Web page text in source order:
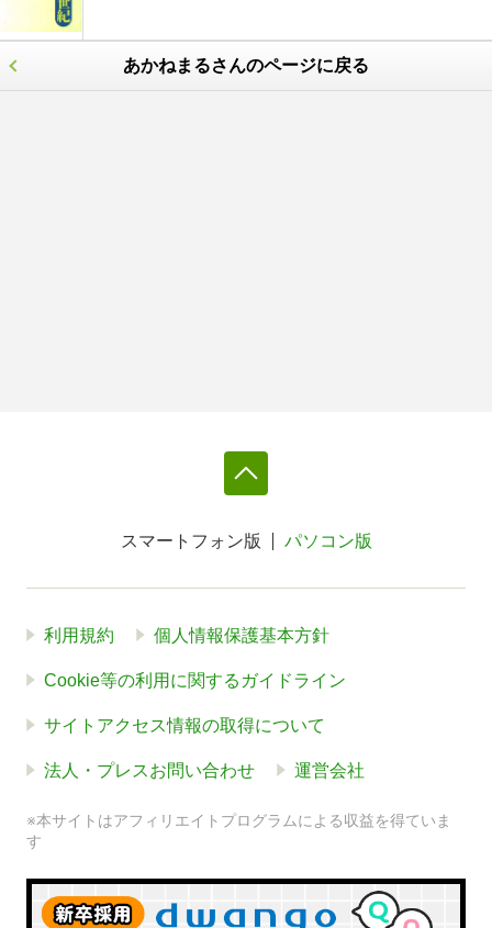
あかねまるさんのページに戻る
スマートフォン版 パソコン版
利用規約 個人情報保護基本方針
Cookie等の利用に関するガイドライン
サイトアクセス情報の取得について
法人・プレスお問い合わせ 運営会社
※本サイトはアフィリエイトプログラムによる収益を得ていま
す